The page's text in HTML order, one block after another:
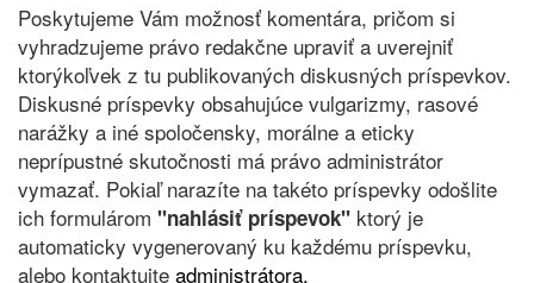
Poskytujeme Vám možnosť komentára, pričom si
vyhradzujeme právo redakčne upraviť a uverejniť
ktorýkoľvek z tu publikovaných diskusných príspevkov.
Diskusné príspevky obsahujúce vulgarizmy, rasové
narážky a iné spoločensky, morálne a eticky
neprípustné skutočnosti má právo administrátor
vymazať. Pokiaľ narazíte na takéto príspevky odošlite
ich formulárom "nahlásiť príspevok" ktorý je
automaticky vygenerovaný ku každému príspevku,
alebo kontaktujte administrátora.